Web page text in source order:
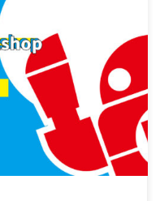
起开启这场小小创客之